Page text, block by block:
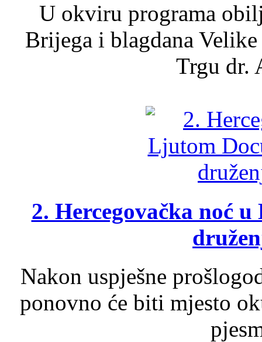
U okviru programa
Brijega i blagdana
Trgu dr.
2. Hercegovačka noć
Nakon uspješne
ponovno će biti mjesto